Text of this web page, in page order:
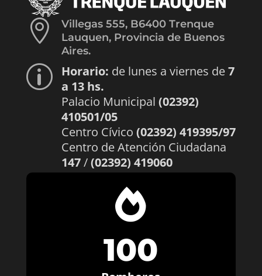

Villegas 555, B6400 Trenque
Lauquen, Provincia de Buenos
Aires.
p Horario: de lunes a viernes de7
a 13 hs.
Palacio Municipal (02392)
410501/05
Centro Cívico (02392) 419395/97
Centro de Atención Ciudadana
147/(02392) 419060

100